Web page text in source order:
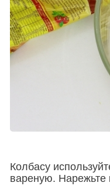
Колбасу
вареную. Нарежьте